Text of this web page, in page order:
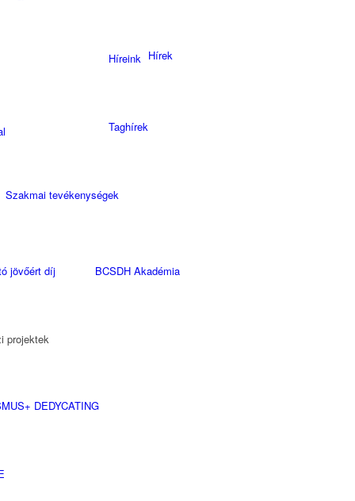
Hírek
Híreink
Taghírek
Szakmai tevékenységek
jövőért díj BCSDH Akadémia
projektek
DEDYCATING